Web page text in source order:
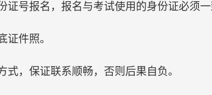
证号报名，报名与考试使用的身份证必须一
证件照。
式，保证联系顺畅，否则后果自负。